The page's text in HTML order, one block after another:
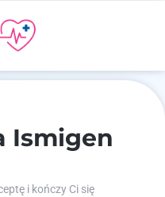
Ismigen
i kończy Ci się